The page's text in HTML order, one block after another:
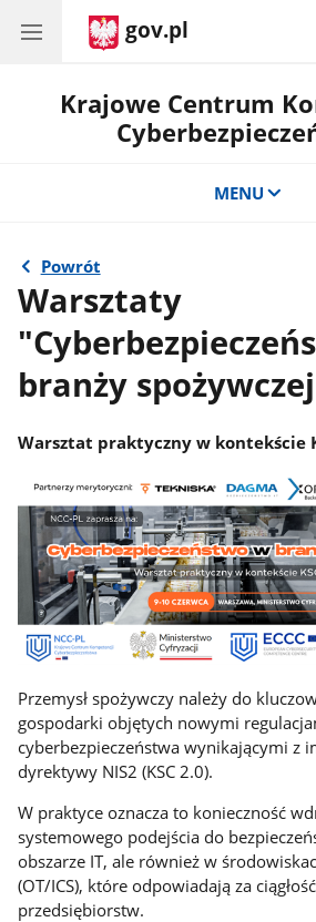
gov.pl
Krajowe Centrum
MENU
Powrót
Warsztaty
branży
Warsztat praktyczny w kontekście
Przemysł spożywczy należy do
gospodarki objętych nowymi
cyberbezpieczeństwa wynikającymi z
dyrektywy NIS2 (KSC 2.0).
W praktyce oznacza to konieczność
systemowego podejścia do
obszarze IT, ale również w
(OT/ICS), które odpowiadają za
przedsiębiorstw.